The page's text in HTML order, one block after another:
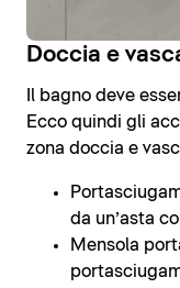
Doccia e
Il bagno deve
Ecco quindi gli
zona doccia e
da un’asta
Mensola